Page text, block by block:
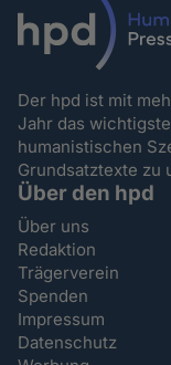
Der hpd ist mit
Jahr das
humanistischen
Grundsatztexte zu
Über den hpd
Über uns
Redaktion
Trägerverein
Spenden
Impressum
Datenschutz